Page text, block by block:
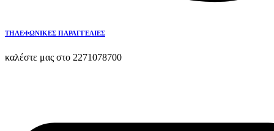
ΤΗΛΕΦΩΝΙΚΕΣ ΠΑΡΑΓΓΕΛΙΕΣ
καλέστε μας στο 2271078700